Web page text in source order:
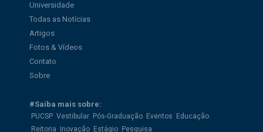
Universidade
Todas as Notícias
Artigos
Fotos & Vídeos
Contato
Sobre
#Saiba mais sobre:
PUCSP Vestibular Pós-Graduação Eventos
Educação
Reitoria
Inovação Estágio Pesquisa